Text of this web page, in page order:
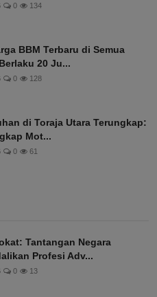
0 134
BBM Terbaru di Semua
20 Ju...
0 128
di Toraja Utara Terungkap:
Mot...
0 61
Tantangan Negara
Profesi Adv...
0 13